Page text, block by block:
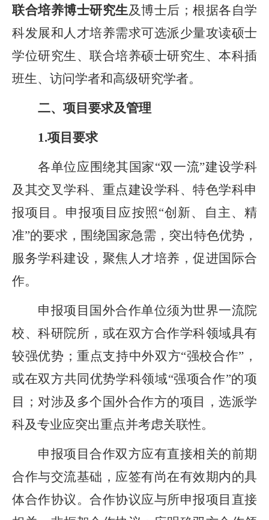
联合培养博士研究生及博士后；根据各自学
科发展和人才培养需求可选派少量攻读硕士
学位研究生、联合培养硕士研究生、 本科插
班生、 访问学者和高级研究学者。
二、项目要求及管理
1.项目要求
各单位应围绕其国家“双一流”建设学科
及其交叉学科、重点建设学科、特色学科申
报项目。 申报项目应按照“创新、自主、精
准”的要求，围绕国家急需，突出特色优势，
服务学科建设，聚焦人才培养，促进国际合
作。
申报项目国外合作单位须为世界一流院
校、科研院所，或在双方合作学科领域具有
较强优势；重点支持中外双方“强校合作” ，
或在双方共同优势学科领域“强项合作”的项
目；对涉及多个国外合作方的项目，选派学
科及专业应突出重点并考虑关联性。
申报项目合作双方应有直接相关的前期
合作与交流基础 ，应签有尚在有效期内的具
体合作协议。合作协议应与所申报项目直接